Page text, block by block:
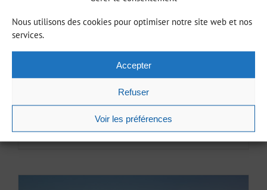
Nous utilisons des cookies pour optimiser notre site web et nos
services.
Accepter
Refuser
Voir les préférences